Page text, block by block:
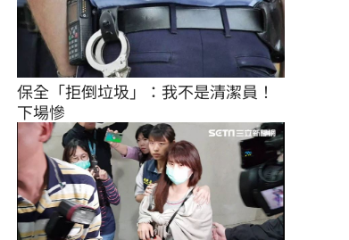
保全「拒倒垃圾」：我不是清潔員！
下場慘